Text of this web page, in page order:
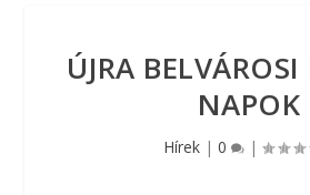
ÚJRA
NAPOK
Hírek| 0 |